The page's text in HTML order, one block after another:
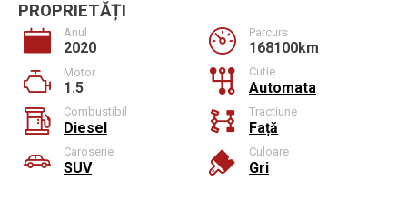
PROPRIETĂȚI
Anul
2020
Parcurs
168100km
Motor
1.5
Cutie
Automata
Combustibil
Diesel
Tractiune
Față
Caroserie
SUV
Culoare
Gri